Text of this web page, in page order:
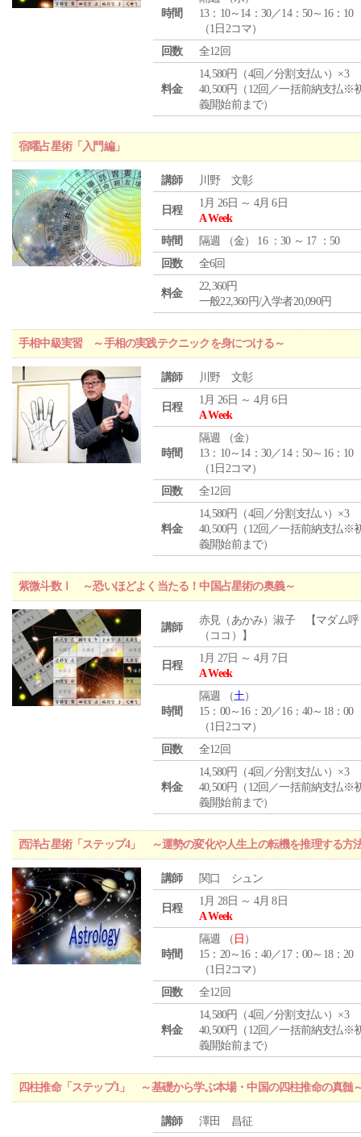
時間
13：10～14：30／14：50～16：10
（1日2コマ）
回数
全12回
料金
14,580円（4回／分割支払い）×3
40,500円（12回／一括前納支払※
義開始前まで）
宿曜占星術「入門編」
講師 川野 文彰
日程
1月 26日 ～ 4月 6日
A Week
時間
隔週 （金） 16 ：30 ～ 17 ：50
回数
全6回
料金
22,360円
一般22,360円/入学者20,090円
手相中級実習 ～手相の実践テクニックを身につける～
講師 川野 文彰
日程
1月 26日 ～ 4月 6日
A Week
時間
隔週 （金）
13：10～14：30／14：50～16：10
（1日2コマ）
回数
全12回
料金
14,580円（4回／分割支払い）×3
40,500円（12回／一括前納支払※
義開始前まで）
紫微斗数Ⅰ ～恐いほどよく当たる！中国占星術の奥義～
講師
赤見（あかみ）淑子 【マダム呼
（ココ）】
日程
1月 27日 ～ 4月 7日
A Week
時間
隔週 （土）
15：00～16：20／16：40～18：00
（1日2コマ）
回数
全12回
料金
14,580円（4回／分割支払い）×3
40,500円（12回／一括前納支払※
義開始前まで）
西洋占星術「ステップ4」 ～運勢の変化や人生上の転機を推理する方
講師 関口 シュン
日程
1月 28日 ～ 4月 8日
A Week
時間
隔週 （ 日 ）
15：20～16：40／17：00～18：20
（1日2コマ）
回数
全12回
料金
14,580円（4回／分割支払い）×3
40,500円（12回／一括前納支払※
義開始前まで）
四柱推命「ステップ1」 ～基礎から学ぶ本場・中国の四柱推命の真髄
講師 澤田 昌征